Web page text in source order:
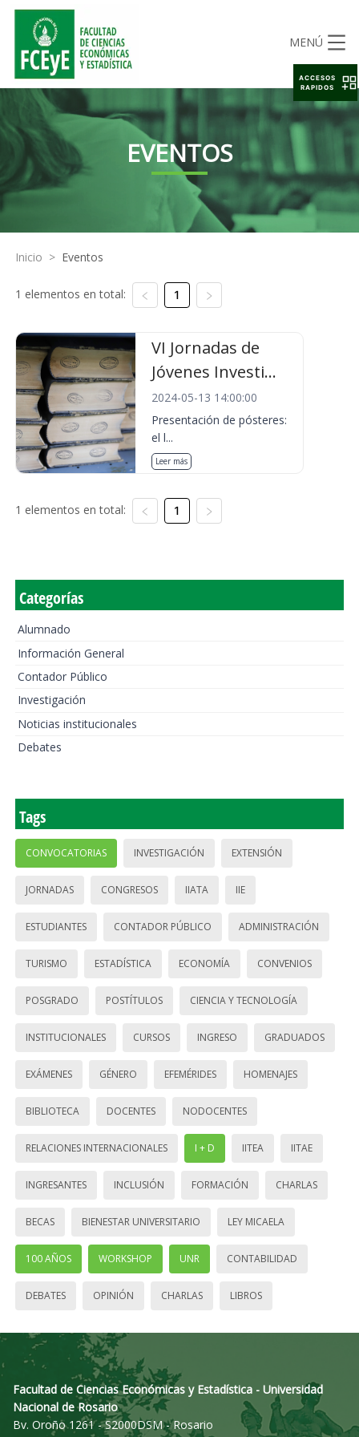
MENÚ
EVENTOS
Inicio > Eventos
1 elementos en total: 1
VI Jornadas de
Jóvenes Investi...
2024-05-13 14:00:00
Presentación de pósteres:
el l...
Leer más
1 elementos en total: 1
Categorías
Alumnado
Información General
Contador Público
Investigación
Noticias institucionales
Debates
Tags
CONVOCATORIAS INVESTIGACIÓN EXTENSIÓN
JORNADAS CONGRESOS IIATA IIE
ESTUDIANTES CONTADOR PÚBLICO ADMINISTRACIÓN
TURISMO ESTADÍSTICA ECONOMÍA CONVENIOS
POSGRADO POSTÍTULOS CIENCIA Y TECNOLOGÍA
INSTITUCIONALES CURSOS INGRESO GRADUADOS
EXÁMENES GÉNERO EFEMÉRIDES HOMENAJES
BIBLIOTECA DOCENTES NODOCENTES
RELACIONES INTERNACIONALES I + D IITEA IITAE
INGRESANTES INCLUSIÓN FORMACIÓN CHARLAS
BECAS BIENESTAR UNIVERSITARIO LEY MICAELA
100 AÑOS WORKSHOP UNR CONTABILIDAD
DEBATES OPINIÓN CHARLAS LIBROS
Facultad de Ciencias Económicas y Estadística - Universidad
Nacional de Rosario
Bv. Oroño 1261 - S2000DSM - Rosario
ACCESOS
RAPIDOS